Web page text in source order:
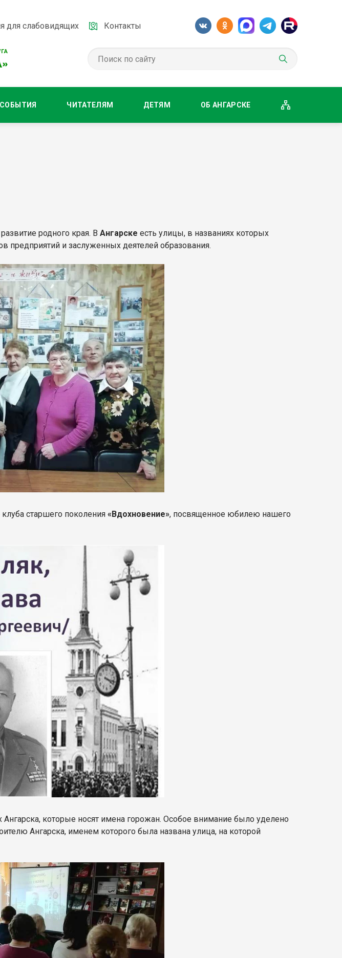
для слабовидящих Контакты
СОБЫТИЯ ЧИТАТЕЛЯМ ДЕТЯМ ОБ АНГАРСКЕ
родного края. В Ангарске есть улицы, в названиях которых
предприятий и заслуженных деятелей образования.
старшего поколения «Вдохновение», посвященное юбилею нашего
Ангарска, которые носят имена горожан. Особое внимание было уделено
Ангарска, именем которого была названа улица, на которой